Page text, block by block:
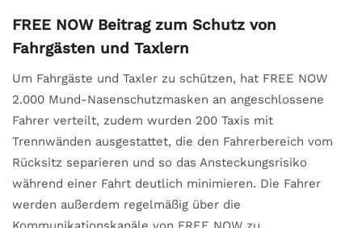
FREE NOW Beitrag zum Schutz von
Fahrgästen und Taxlern
Um Fahrgäste und Taxler zu schützen, hat FREE NOW
2.000 Mund-Nasenschutzmasken an angeschlossene
Fahrer verteilt, zudem wurden 200 Taxis mit
Trennwänden ausgestattet, die den Fahrerbereich vom
Rücksitz separieren und so das Ansteckungsrisiko
während einer Fahrt deutlich minimieren. Die Fahrer
werden außerdem regelmäßig über die